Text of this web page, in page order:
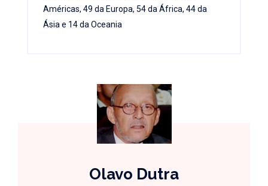
Américas, 49 da Europa, 54 da África, 44 da
Ásia e 14 da Oceania
Olavo Dutra